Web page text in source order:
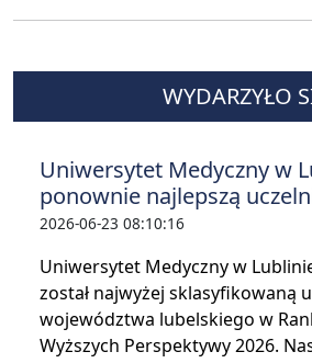
WYDARZYŁO
Uniwersytet Medyczny w
ponownie najlepszą
2026-06-23 08:10:16
Uniwersytet Medyczny w
został najwyżej sklasyfikowaną
województwa lubelskiego w
Wyższych Perspektywy 2026.